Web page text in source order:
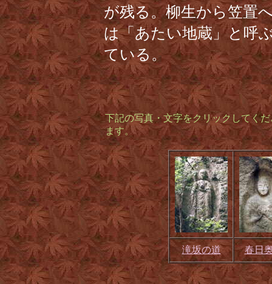
が残る。柳生から笠置
は「あたい地蔵」と呼
ている。
下記の写真・文字をクリックしてく
ます。
滝坂の道 春日